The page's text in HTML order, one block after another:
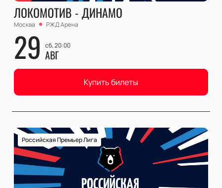
ЛОКОМОТИВ - ДИНАМО
Москва РЖД Арена
29 сб, 20:00
АВГ
Купить билеты
Российская Премьер Лига